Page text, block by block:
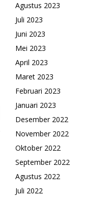
Agustus 2023
Juli 2023
Juni 2023
Mei 2023
April 2023
Maret 2023
Februari 2023
Januari 2023
Desember 2022
November 2022
Oktober 2022
September 2022
Agustus 2022
Juli 2022